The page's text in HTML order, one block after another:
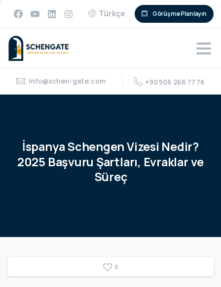
Türkçe Görüşme Planlayın
info@schen-gate.com +90 506 266 77 76
İspanyaSchengenVizesi Nedir?
2025 Başvuru Şartları, Evraklarve
Süreç
0